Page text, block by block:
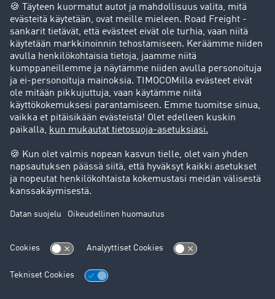
Success stories
Asiakassuosittelut
Goodies
Tukipalvelu
Tukipalvelu
Oikeudelliset asiat
Julkaisutiedot
Yleiset käyttöehdot